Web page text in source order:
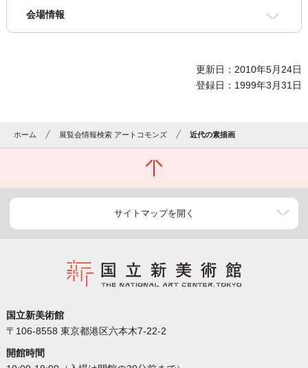
会場情報
更新日：2010年5月24日
登録日：1999年3月31日
ホーム 展覧会情報検索 アートコモンズ 近代の素描画
サイトマップを開く
国立新美術館
〒106-8558 東京都港区六本木7-22-2
開館時間